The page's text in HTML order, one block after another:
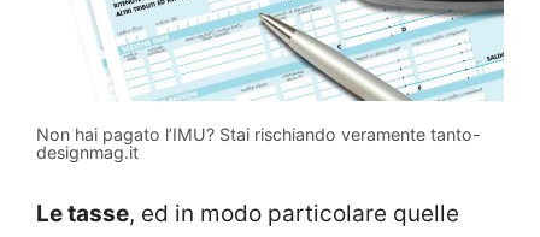
Non hai pagato l’IMU? Stai rischiando veramente tanto-
designmag.it
Le tasse, ed in modo particolare quelle